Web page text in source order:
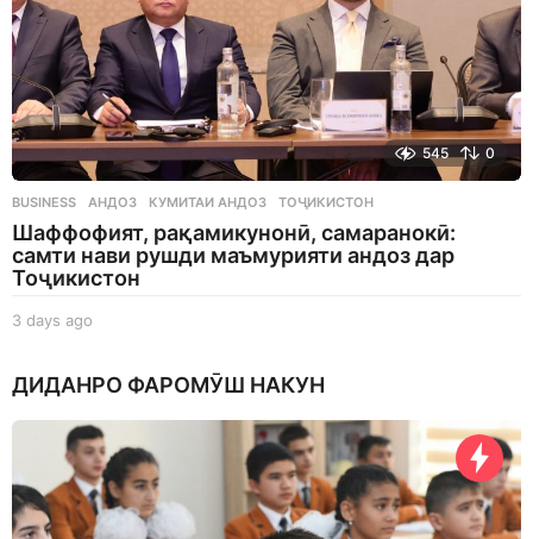
545 0
BUSINESS АНДОЗ ,КУМИТАИ АНДОЗ ,ТОҶИКИСТОН
Шаффофият, рақамикунонӣ, самаранокӣ:
самти нави рушди маъмурияти андоз дар
Тоҷикистон
3 days ago
y
a
g
o
ДИДАНРО ФАРОМӮШ НАКУН